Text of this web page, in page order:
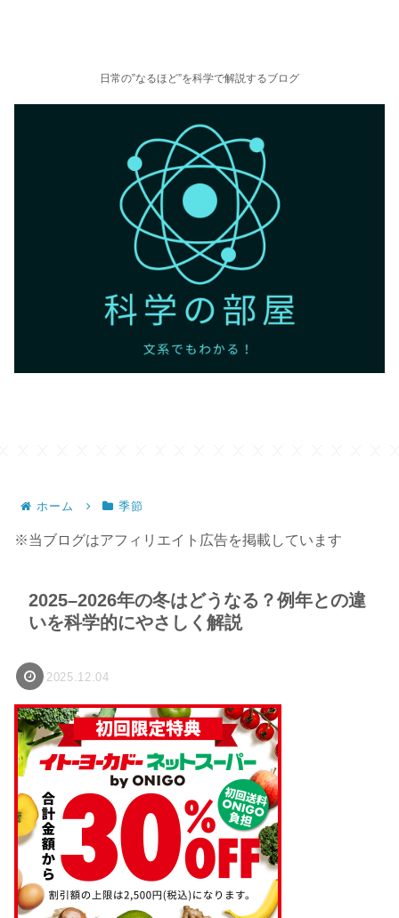
日常の”なるほど”を科学で解説するブログ
ホーム 季節
※当ブログはアフィリエイト広告を掲載しています
2025–2026年の冬はどうなる？例年との違
いを科学的にやさしく解説
2025.12.04